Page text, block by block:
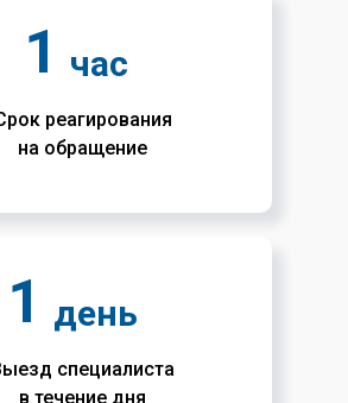
1 час
1 день
реагирования
на обращение
специалиста
в течение дня